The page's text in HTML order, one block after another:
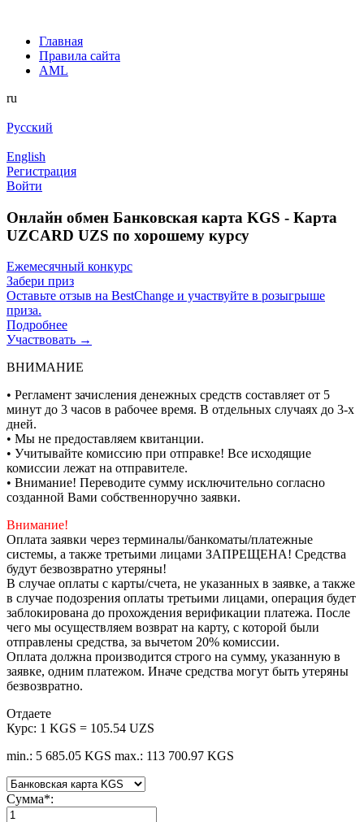
Главная
Правила сайта
AML
ru
Русский
English
Регистрация
Войти
Онлайн обмен Банковская карта KGS - Карта
UZCARD UZS по хорошему курсу
Ежемесячный конкурс
Забери приз
Оставьте отзыв на BestChange и участвуйте в розыгрыше
приза.
Подробнее
Участвовать →
ВНИМАНИЕ
• Регламент зачисления денежных средств составляет от 5
минут до 3 часов в рабочее время. В отдельных случаях до 3-х
дней.
• Мы не предоставляем квитанции.
• Учитывайте комиссию при отправке! Все исходящие
комиссии лежат на отправителе.
• Внимание! Переводите сумму исключительно согласно
созданной Вами собственноручно заявки.
Внимание!
Оплата заявки через терминалы/банкоматы/платежные
системы, а также третьими лицами ЗАПРЕЩЕНА! Средства
будут безвозвратно утеряны!
В случае оплаты с карты/счета, не указанных в заявке, а также
в случае подозрения оплаты третьими лицами, операция будет
заблокирована до прохождения верификации платежа. После
чего мы осуществляем возврат на карту, с которой были
отправлены средства, за вычетом 20% комиссии.
Оплата должна производится строго на сумму, указанную в
заявке, одним платежом. Иначе средства могут быть утеряны
безвозвратно.
Отдаете
Курс: 1 KGS = 105.54 UZS
min.: 5 685.05 KGS max.: 113 700.97 KGS
Сумма*: